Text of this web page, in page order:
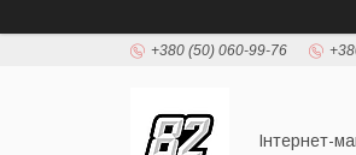
+380 (50) 060-99-76
Інтернет-